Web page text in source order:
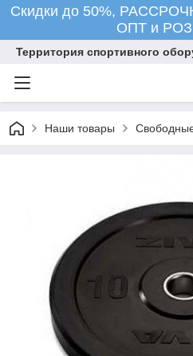
Скидки до 50%,
ОПТ и
Территория спортивного
Наши товары